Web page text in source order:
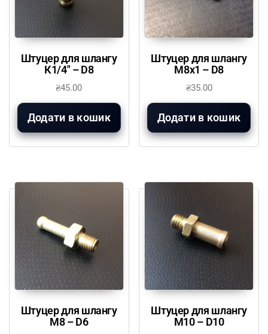
Штуцер для шлангу
К1/4″ – D8
₴45.00
Додати в кошик
Штуцер для шлангу
М8х1 – D8
₴35.00
Додати в кошик
Штуцер для шлангу
М8 – D6
Штуцер для шлангу
М10 – D10